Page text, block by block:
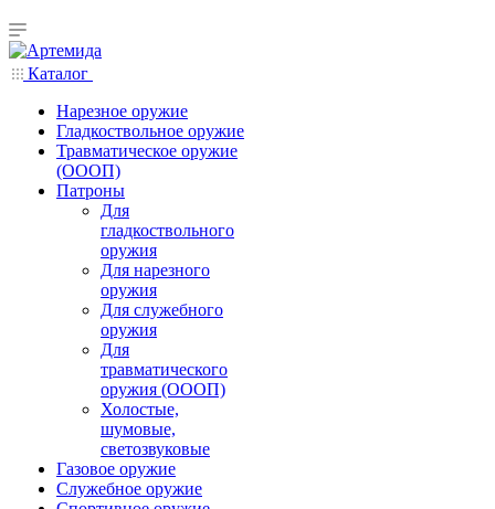
Каталог
Нарезное оружие
Гладкоствольное оружие
Травматическое оружие
(ОООП)
Патроны
Для
гладкоствольного
оружия
Для нарезного
оружия
Для служебного
оружия
Для
травматического
оружия (ОООП)
Холостые,
шумовые,
светозвуковые
Газовое оружие
Служебное оружие